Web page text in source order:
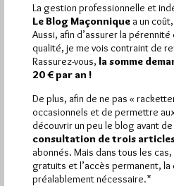
visiteset 3 133 pages ont
Pirsch.io)
La gestion professionnelle et
Le Blog Maçonnique a un
Aussi, afin d’assurer la
qualité, je me vois contraint de
Rassurez-vous, la somme
20 € par an !
De plus, afin de ne pas «
occasionnels et de permettre
découvrir un peu le blog avant de
consultation de trois
abonnés. Mais dans tous les
gratuits et l’accès permanent,
préalablement nécessaire.*